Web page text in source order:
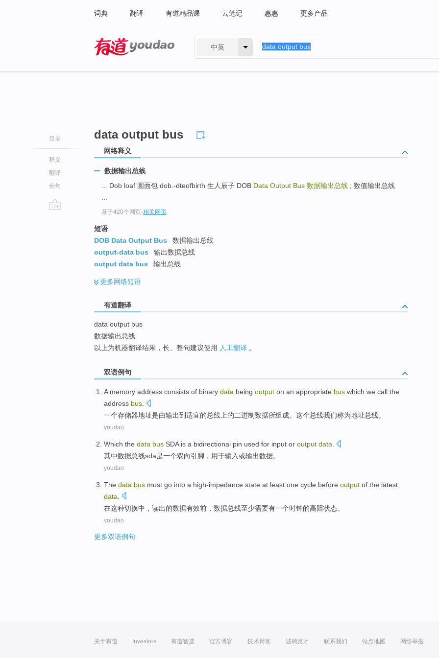
词典 翻译 有道精品课 云笔记 惠惠 更多产品
中英
目录
释义
翻译
例句
data output bus
网络释义
数据输出总线
... Dob loaf 圆面包 dob.-dteofbirth 生人辰子 DOB Data Output Bus 数据输出总线 ; 数值输出总线
基于420个网页-相关网页
短语
DOB Data Output Bus
数据输出总线
output-data bus
输出数据总线
output data bus
输出总线
更多网络短语
有道翻译
data output bus
数据输出总线
以上为机器翻译结果，长、整句建议使用 人工翻译 。
双语例句
A memory address consists of binary data being output on an appropriate bus which we call the
address bus
一个存储器地址是由输出到适宜的总线 上的二进制数据所组成。 这个总线我们称为地址总线。
youdao
Which the data bus SDA is a bidirectional pin used for input or output data
其中数据总线sda是一个双向引脚 ， 用于输入或输出数据。
youdao
The data bus must go into a high-impedance state at least one cycle before output of the latest
data
在这种切换中，读出的数据有效前 ，数据总线至少需要有一个时钟的高阻状态。
youdao
更多双语例句
关于有道 Investors 有道智选 官方博客 技术博客 诚聘英才 联系我们 站点地图 网络举报